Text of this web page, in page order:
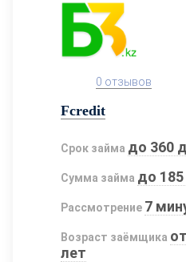
0 отзывов
Fcredit
Срок займа до 360
Сумма займа до 185
Рассмотрение 7
Возраст заёмщика
лет